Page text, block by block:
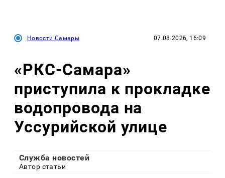
Новости Самары 07.08.2026, 16:09
«РКС-Самара»
приступила к прокладке
водопровода на
Уссурийской улице
Служба новостей
Автор статьи